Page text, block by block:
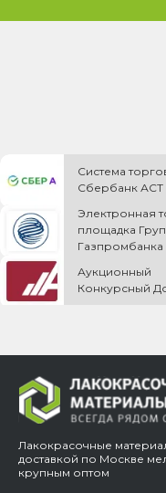
Система
Сбербанк АСТ
Электронная
площадка
Газпромбанка
Аукционный
Конкурсный
Лакокрасочные
доставкой по Москве
крупным оптом